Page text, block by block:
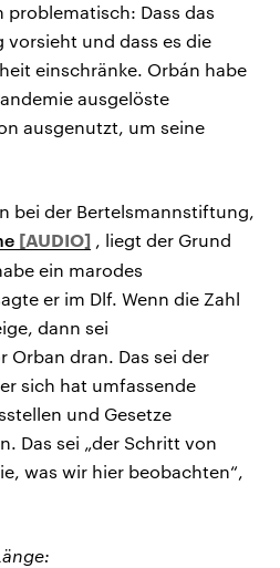
problematisch: Dass das
vorsieht und dass es die
einschränke. Orbán habe
ausgelöste
ausgenutzt, um seine
bei der Bertelsmannstiftung,
, liegt der Grund
ein marodes
er im Dlf. Wenn die Zahl
dann sei
Orban dran. Das sei der
sich hat umfassende
und Gesetze
Das sei „der Schritt von
was wir hier beobachten“,